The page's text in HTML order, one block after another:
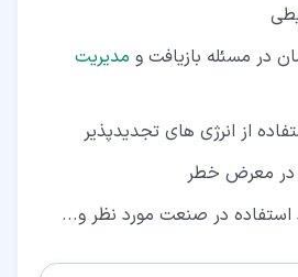
در مسئله بازیافت و مدیریت
از انرژی های تجدیدپذیر
در معرض خطر
استفاده در صنعت مورد نظر و...